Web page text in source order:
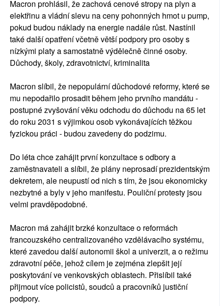
Macron prohlásil, že zachová cenové stropy na plyn a
elektřinu a vládní slevu na ceny pohonných hmot u pump,
pokud budou náklady na energie nadále růst. Nastínil
také další opatření včetně větší podpory pro osoby s
nízkými platy a samostatně výdělečně činné osoby.
Důchody, školy, zdravotnictví, kriminalita
Macron slíbil, že nepopulární důchodové reformy, které se
mu nepodařilo prosadit během jeho prvního mandátu -
postupné zvyšování věku odchodu do důchodu na 65 let
do roku 2031 s výjimkou osob vykonávajících těžkou
fyzickou práci - budou zavedeny do podzimu.
Do léta chce zahájit první konzultace s odbory a
zaměstnavateli a slíbil, že plány neprosadí prezidentským
dekretem, ale neupustí od nich s tím, že jsou ekonomicky
nezbytné a byly v jeho manifestu. Pouliční protesty jsou
velmi pravděpodobné.
Macron má zahájit brzké konzultace o reformách
francouzského centralizovaného vzdělávacího systému,
které zavedou další autonomii škol a univerzit, a o režimu
zdravotní péče, jehož cílem je zejména zlepšit její
poskytování ve venkovských oblastech. Přislíbil také
přijmout více policistů, soudců a pracovníků justiční
podpory.